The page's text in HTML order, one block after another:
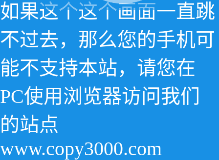
如果这个这个画面一直跳
不过去，那么您的手机可
能不支持本站，请您在
PC使用浏览器访问我们
的站点
www.copy3000.com